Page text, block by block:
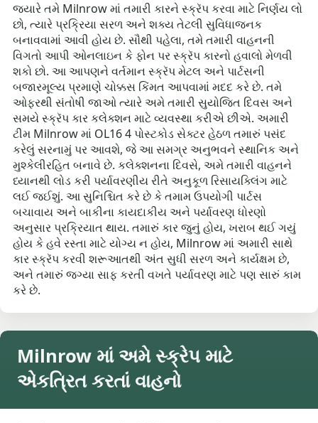
જ્યારે તમે Milnrow માં તમારી કારને સ્ક્રૅપ કરવા માટે નિર્ણય લો
છો, ત્યારે પ્રક્રિયા સરળ અને શક્ય તેટલી સુવિધાજનક
બનાવવામાં આવી હોય છે. સૌથી પહેલા, તમે તમારી વાહનની
વિગતો આપી ઓનલાઇન કે ફોન પર સ્ક્રૅપ કારનો હવાલો મેળવી
શકો છો. આ આપણને વર્તમાન સ્ક્રૅપ મેટલ અને પાર્ટસની
બજારમૂલ્ય પ્રમાણે ચોક્કસ કિંમત આપવામાં મદદ કરે છે. તમે
ઓફરથી સંતોષી જાઓ ત્યારે અમે તમારી સુયોજિત દિવસ અને
સમયે સ્ક્રૅપ કાર કલેક્શન માટે વ્યવસ્થા કરીએ છીએ. અમારી
ટીમ Milnrow માં OL16 4 પોસ્ટકોડ સેક્ટર હેઠળ તમારું પસંદ
કરેલું સરનામું પર આવશે, જે આ સમગ્ર અનુભવને સ્થાનિક અને
મુશ્કેલીરહિત બનાવે છે. કલેક્શનના દિવસે, અમે તમારી વાહનને
ધ્યાનથી લોડ કરી પર્યાવરણીય રીતે અનુકૂળ રિસાયક્લિંગ માટે
લઈ જઈશું. આ સુનિશ્ચિત કરે છે કે તમામ ઉપયોગી પાર્ટસ
બચાવાય અને બાકીના કાયદાકીય અને પર્યાવરણ ધોરણો
અનુસાર પ્રક્રિયાત થાય. તમારું કાર જુનું હોય, ખરાબ થઈ ગયું
હોય કે હવે રસ્તા માટે યોગ્ય ન હોય, Milnrow માં અમારી સાથે
કાર સ્ક્રૅપ કરવી શરૂઆતથી અંત સુધી સરળ અને કાર્યક્ષમ છે,
અને તમારું જગ્યા સાફ કરતી વખતે પર્યાવરણ માટે પણ સારું કામ
કરે છે.
Milnrow માં અમે સ્ક્રેપ માટે
એકત્રિત કરતાં વાહનો